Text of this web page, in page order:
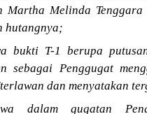
Martha Melinda
hutangnya;
bukti T-1 berupa
sebagai Penggugat
dan menyatakan
dalam gugatan